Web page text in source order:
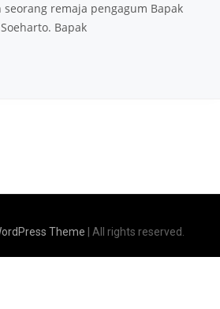
seorang remaja pengagum Bapak
Soeharto. Bapak
Theme | All rights reserved.